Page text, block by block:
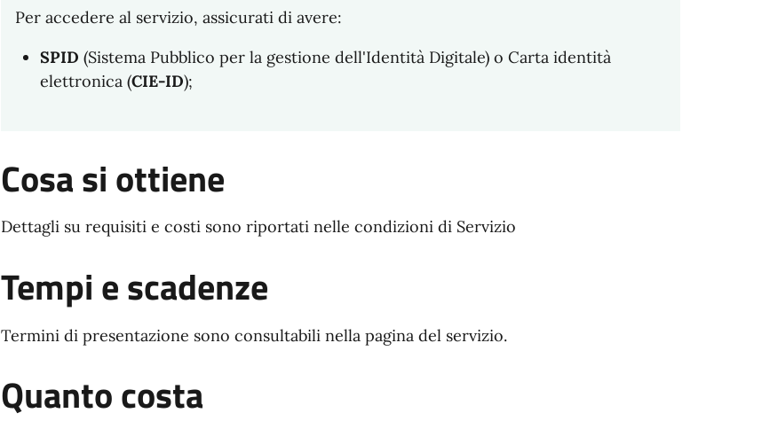
Per accedere al servizio, assicurati di avere:
SPID (Sistema Pubblico per la gestione dell'Identità Digitale) o Carta identità
elettronica (CIE-ID);
Cosa si ottiene
Dettagli su requisiti e costi sono riportati nelle condizioni di Servizio
Tempi e scadenze
Termini di presentazione sono consultabili nella pagina del servizio.
Quanto costa